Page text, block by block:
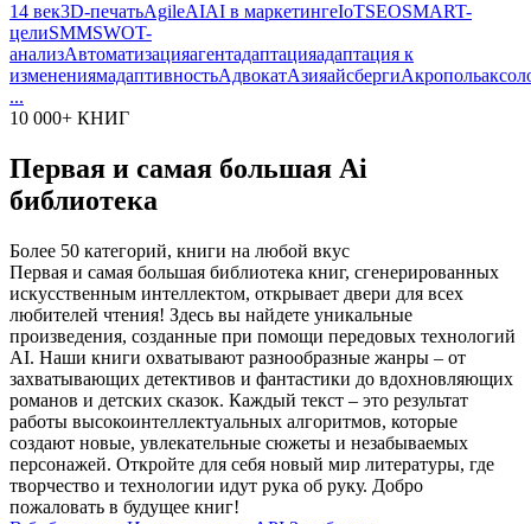
14 век3D-печатьAgileAIAI в маркетингеIoTSEOSMART-
целиSMMSWOT-
анализАвтоматизацияагентадаптацияадаптация к
изменениямадаптивностьАдвокатАзияайсбергиАкрополь
...
10 000+ КНИГ
Первая и самая большая Ai
библиотека
Более 50 категорий, книги на любой вкус
Первая и самая большая библиотека книг, сгенерированных
искусственным интеллектом, открывает двери для всех
любителей чтения! Здесь вы найдете уникальные
произведения, созданные при помощи передовых технологий
AI. Наши книги охватывают разнообразные жанры – от
захватывающих детективов и фантастики до вдохновляющих
романов и детских сказок. Каждый текст – это результат
работы высокоинтеллектуальных алгоритмов, которые
создают новые, увлекательные сюжеты и незабываемых
персонажей. Откройте для себя новый мир литературы, где
творчество и технологии идут рука об руку. Добро
пожаловать в будущее книг!